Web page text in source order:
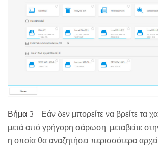
Βήμα 3
Εάν δεν μπορείτε να βρείτε τα
μετά από γρήγορη σάρωση, μεταβείτε
η οποία θα αναζητήσει περισσότερα